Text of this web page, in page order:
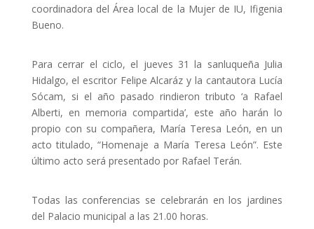
coordinadora del Área local de la Mujer de IU, Ifigenia
Bueno.
Para cerrar el ciclo, el jueves 31 la sanluqueña Julia
Hidalgo, el escritor Felipe Alcaráz y la cantautora Lucía
Sócam, si el año pasado rindieron tributo ‘a Rafael
Alberti, en memoria compartida’, este año harán lo
propio con su compañera, María Teresa León, en un
acto titulado, “Homenaje a María Teresa León”. Este
último acto será presentado por Rafael Terán.
Todas las conferencias se celebrarán en los jardines
del Palacio municipal a las 21.00 horas.